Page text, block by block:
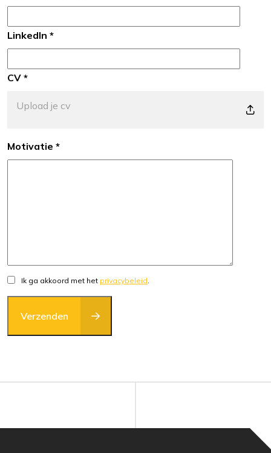
LinkedIn *
CV *
Motivatie *
Ik ga akkoord met het privacybeleid
Verzenden